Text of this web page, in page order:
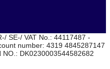
SE-/ VAT No.: 44117487 -
number: 4319 4845287147
NO.: DK0230003544582682